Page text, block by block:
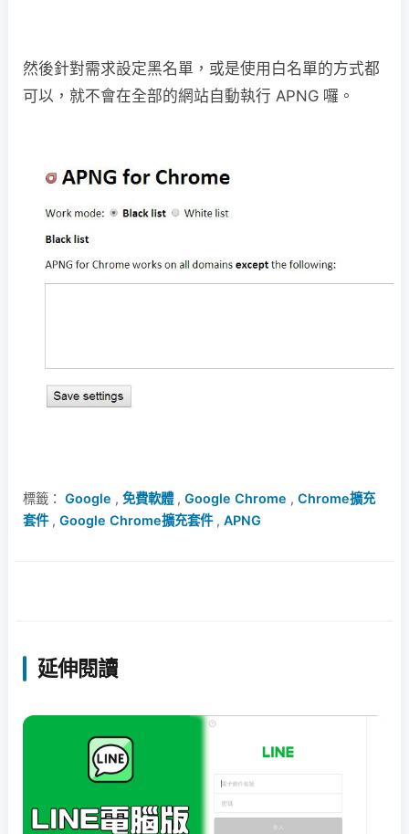
然後針對需求設定黑名單，或是使用白名單的方式都
可以，就不會在全部的網站自動執行 APNG 囉。
標籤： Google , 免費軟體, Google Chrome , Chrome擴充
套件, Google Chrome擴充套件, APNG
延伸閱讀